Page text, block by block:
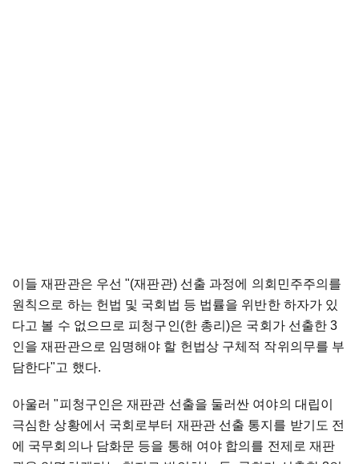
이들 재판관은 우선 "(재판관) 선출 과정에 의회민주주의를
원칙으로 하는 헌법 및 국회법 등 법률을 위반한 하자가 있
다고 볼 수 없으므로 피청구인(한 총리)은 국회가 선출한 3
인을 재판관으로 임명해야 할 헌법상 구체적 작위의무를 부
담한다"고 했다.
아울러 "피청구인은 재판관 선출을 둘러싼 여야의 대립이
극심한 상황에서 국회로부터 재판관 선출 통지를 받기도 전
에 국무회의나 담화문 등을 통해 여야 합의를 전제로 재판